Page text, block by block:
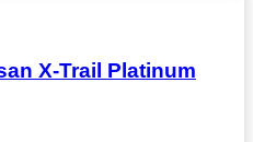
X-Trail Platinum